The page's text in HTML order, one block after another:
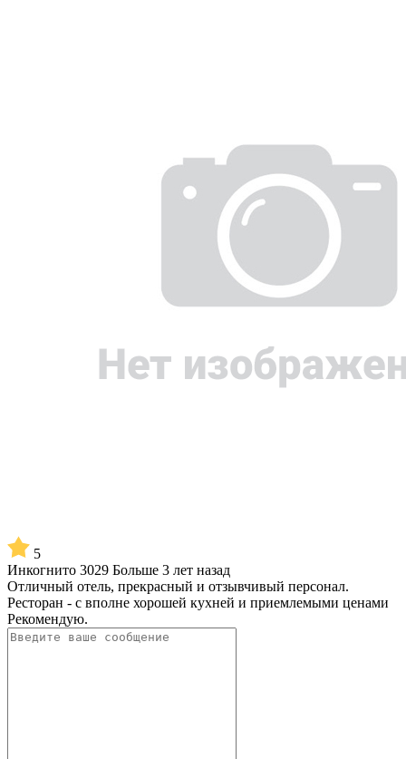
5
Инкогнито 3029 Больше 3 лет назад
Отличный отель, прекрасный и отзывчивый персонал.
Ресторан - с вполне хорошей кухней и приемлемыми ценами
Рекомендую.